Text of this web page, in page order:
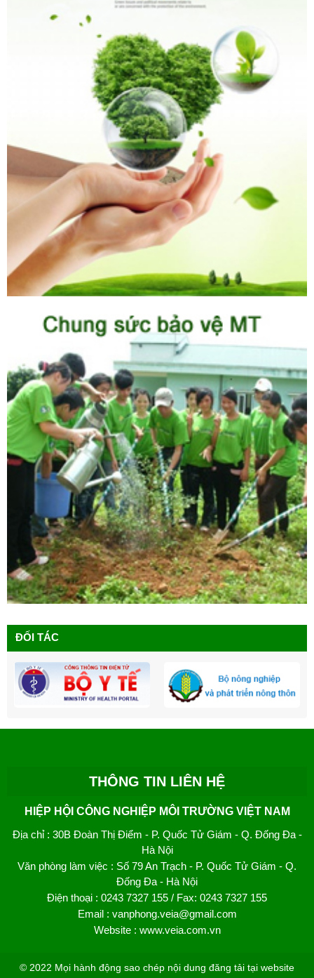
ĐỐI TÁC
THÔNG TIN LIÊN HỆ
HIỆP HỘI CÔNG NGHIỆP MÔI TRƯỜNG VIỆT NAM
Địa chỉ : 30B Đoàn Thị Điểm - P. Quốc Tử Giám - Q. Đống Đa -
Hà Nội
Văn phòng làm việc : Số 79 An Trạch - P. Quốc Tử Giám - Q.
Đống Đa - Hà Nội
Điện thoại : 0243 7327 155 / Fax: 0243 7327 155
Email : vanphong.veia@gmail.com
Website : www.veia.com.vn
© 2022 Mọi hành động sao chép nội dung đăng tải tại website